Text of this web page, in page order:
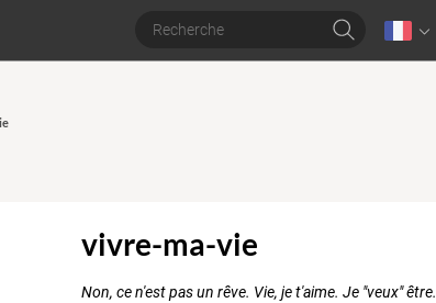
vivre-ma-vie
Non, ce n'est pas un rêve. Vie, je t'aime. Je "veux" être.